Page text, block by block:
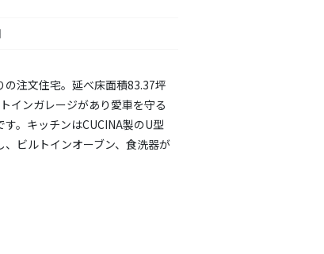
注文住宅。延べ床面積83.37坪
インガレージがあり愛車を守る
。キッチンはCUCINA製のU型
ビルトインオーブン、食洗器が